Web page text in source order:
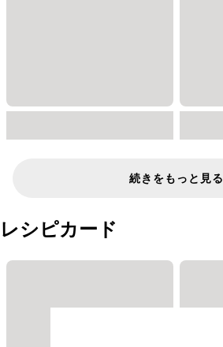
続きをもっと見る
レシピカード